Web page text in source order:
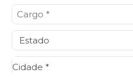
Cidade *
Cidade*